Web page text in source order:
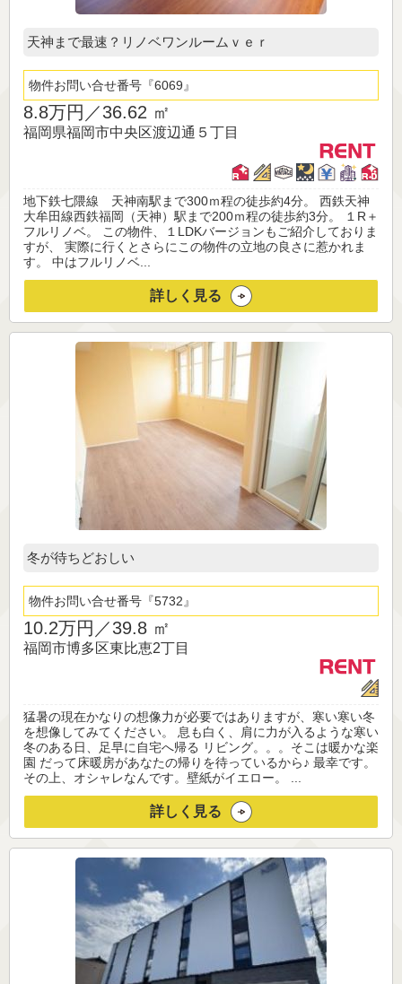
天神まで最速？リノベワンルームｖｅｒ
物件お問い合せ番号 6069
8.8万円／36.62 ㎡
福岡県福岡市中央区渡辺通５丁目
地下鉄七隈線 天神南駅まで300ｍ程の徒歩約4分。 西鉄天神
大牟田線西鉄福岡（天神）駅まで200ｍ程の徒歩約3分。 １R＋
フルリノベ。 この物件、１LDKバージョンもご紹介しておりま
すが、 実際に行くとさらにこの物件の立地の良さに惹かれま
す。 中はフルリノベ...
詳しく見る
冬が待ちどおしい
物件お問い合せ番号 5732
10.2万円／39.8 ㎡
福岡市博多区東比恵2丁目
猛暑の現在かなりの想像力が必要ではありますが、寒い寒い冬
を想像してみてください。 息も白く、肩に力が入るような寒い
冬のある日、足早に自宅へ帰る リビング。。。そこは暖かな楽
園 だって床暖房があなたの帰りを待っているから♪ 最幸です。
その上、オシャレなんです。壁紙がイエロー。 ...
詳しく見る